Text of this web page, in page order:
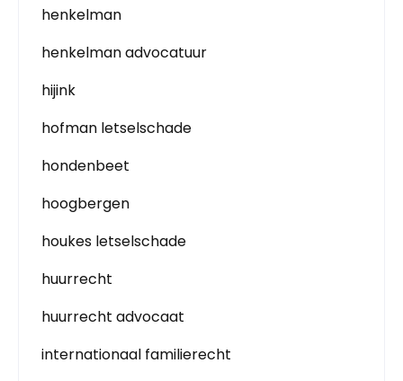
henkelman
henkelman advocatuur
hijink
hofman letselschade
hondenbeet
hoogbergen
houkes letselschade
huurrecht
huurrecht advocaat
internationaal familierecht